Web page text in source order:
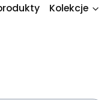
Kolekcje